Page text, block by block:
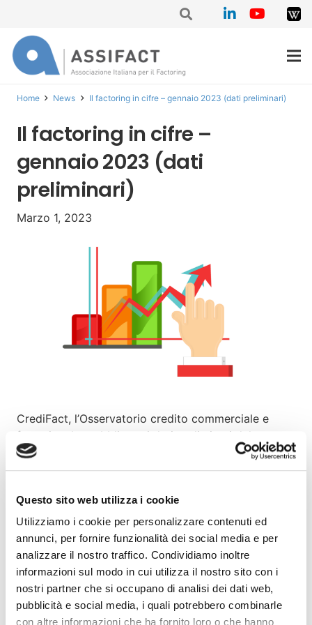
Questo sito web utilizza i cookie
Utilizziamo i cookie per personalizzare contenuti ed
annunci, per fornire funzionalità dei social media e per
analizzare il nostro traffico. Condividiamo inoltre
informazioni sul modo in cui utilizza il nostro sito con i
nostri partner che si occupano di analisi dei dati web,
pubblicità e social media, i quali potrebbero combinarle
con altre informazioni che ha fornito loro o che hanno
Home News Il factoring in cifre – gennaio 2023 (dati preliminari)
Il factoring in cifre –
gennaio 2023 (dati
preliminari)
Marzo 1, 2023
CrediFact, l’Osservatorio credito commerciale e
factoring, ha pubblicato i dati preliminari del
mercato italiano del factoring al 31 gennaio 2023.
2023 ha registrato un turnover cumulativo di 18,56
miliardi di euro, in crescita dell’8,81% rispetto
all’anno precedente. Il turnover da operazioni di
Supply Chain Finance accelera e registra un tasso di
crescita pari al 22,73% rispetto allo stesso periodo
del 2022.
Clicca qui per saperne di più.